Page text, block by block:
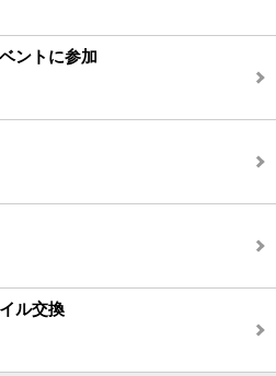
ントに参加
ル交換